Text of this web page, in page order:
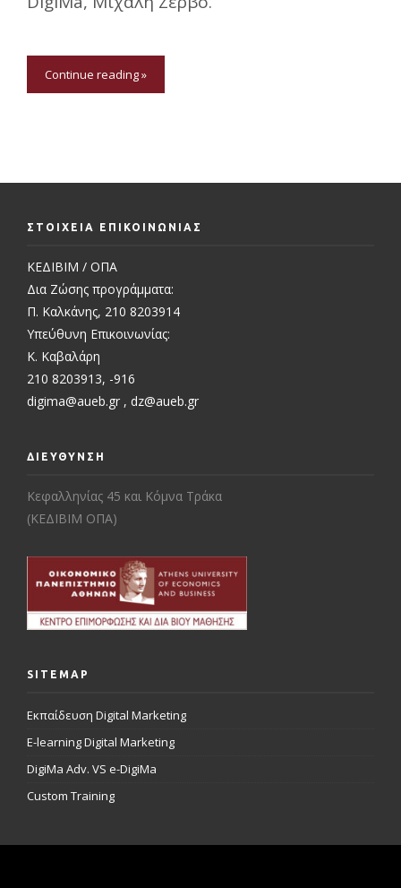
Continue reading »
ΣΤΟΙΧΕΙΑ ΕΠΙΚΟΙΝΩΝΙΑΣ
ΚΕΔΙΒΙΜ / ΟΠΑ
Δια Ζώσης προγράμματα:
Π. Καλκάνης, 210 8203914
Υπεύθυνη Επικοινωνίας:
Κ. Καβαλάρη
210 8203913, -916
digima@aueb.gr , dz@aueb.gr
ΔΙΕΥΘΥΝΣΗ
Κεφαλληνίας 45 και Κόμνα Τράκα
(ΚΕΔΙΒΙΜ ΟΠΑ)
SITEMAP
Εκπαίδευση Digital Marketing
E-learning Digital Marketing
DigiMa Adv. VS e-DigiMa
Custom Training